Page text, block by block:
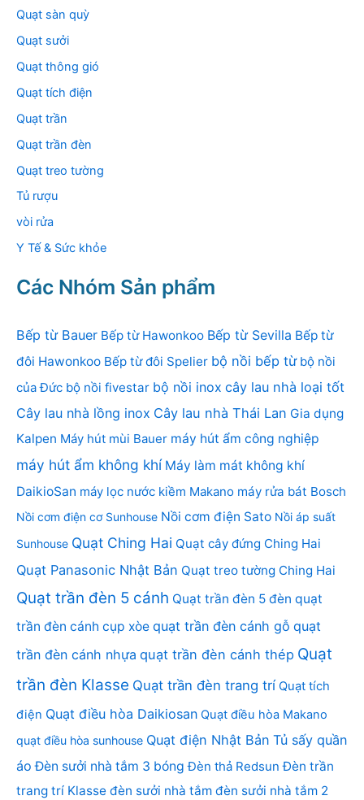
Quạt sàn quỳ
Quạt sưởi
Quạt thông gió
Quạt tích điện
Quạt trần
Quạt trần đèn
Quạt treo tường
Tủ rượu
vòi rửa
Y Tế & Sức khỏe
Các Nhóm Sản phẩm
Bếp từ Bauer Bếp từ Hawonkoo Bếp từ Sevilla Bếp từ
đôi Hawonkoo Bếp từ đôi Spelier bộ nồi bếp từ bộ nồi
của Đức bộ nồi fivestar bộ nồi inox cây lau nhà loại tốt
Cây lau nhà lồng inox Cây lau nhà Thái Lan Gia dụng
Kalpen Máy hút mùi Bauer máy hút ẩm công nghiệp
máy hút ẩm không khí Máy làm mát không khí
DaikioSan máy lọc nước kiềm Makano máy rửa bát Bosch
Nồi cơm điện cơ Sunhouse Nồi cơm điện Sato Nồi áp suất
Sunhouse Quạt Ching Hai Quạt cây đứng Ching Hai
Quạt Panasonic Nhật Bản Quạt treo tường Ching Hai
Quạt trần đèn 5 cánh Quạt trần đèn 5 đèn quạt
trần đèn cánh cụp xòe quạt trần đèn cánh gỗ quạt
trần đèn cánh nhựa quạt trần đèn cánh thép Quạt
trần đèn Klasse Quạt trần đèn trang trí Quạt tích
điện Quạt điều hòa Daikiosan Quạt điều hòa Makano
quạt điều hòa sunhouse Quạt điện Nhật Bản Tủ sấy quần
áo Đèn sưởi nhà tắm 3 bóng Đèn thả Redsun Đèn trần
trang trí Klasse đèn sưởi nhà tắm đèn sưởi nhà tắm 2